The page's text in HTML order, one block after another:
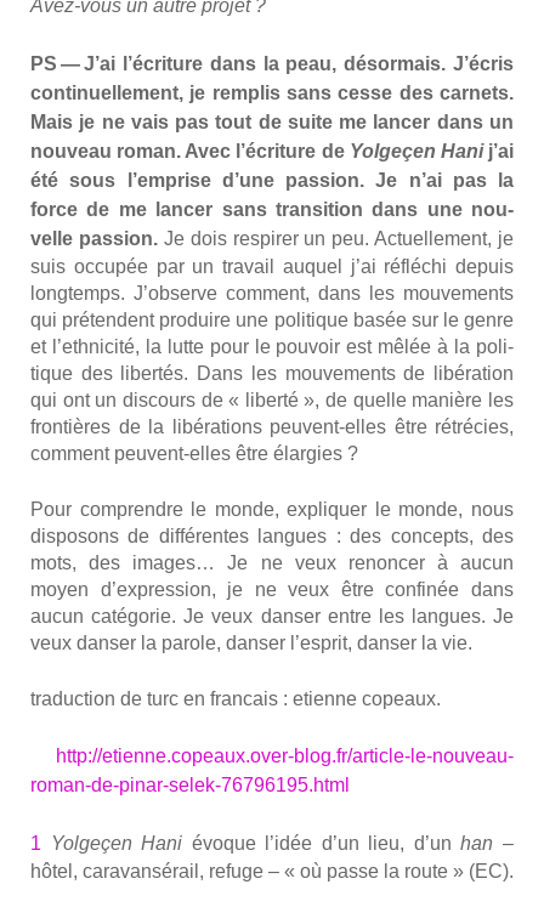
Avez-vous un autre pro­jet ?
PS — J’ai l’écriture dans la peau, désor­mais. J’écris
conti­nuel­le­ment, je rem­plis sans cesse des car­nets.
Mais je ne vais pas tout de suite me lan­cer dans un
nou­veau roman. Avec l’écriture de Yol­ge­çen Hani j’ai
été sous l’emprise d’une pas­sion. Je n’ai pas la
force de me lan­cer sans tran­si­tion dans une nou­
velle pas­sion. Je dois res­pi­rer un peu. Actuel­le­ment, je
suis occu­pée par un tra­vail auquel j’ai réflé­chi depuis
long­temps. J’observe com­ment, dans les mou­ve­ments
qui pré­tendent pro­duire une poli­tique basée sur le genre
et l’ethnicité, la lutte pour le pou­voir est mêlée à la poli­
tique des liber­tés. Dans les mou­ve­ments de libé­ra­tion
qui ont un dis­cours de « liber­té », de quelle manière les
fron­tières de la libé­ra­tions peuvent-elles être rétré­cies,
com­ment peuvent-elles être élar­gies ?
Pour com­prendre le monde, expli­quer le monde, nous
dis­po­sons de dif­fé­rentes langues : des concepts, des
mots, des images… Je ne veux renon­cer à aucun
moyen d’expression, je ne veux être confi­née dans
aucun caté­go­rie. Je veux dan­ser entre les langues. Je
veux dan­ser la parole, dan­ser l’esprit, dan­ser la vie.
tra­duc­tion de turc en fran­cais : etienne copeaux.
http://etienne.copeaux.over-blog.fr/article-le-nouveau-
roman-de-pinar-selek-76796195.html
1 Yol­ge­çen Hani évoque l’idée d’un lieu, d’unhan –
hôtel, cara­van­sé­rail, refuge – « où passe la route » (EC).